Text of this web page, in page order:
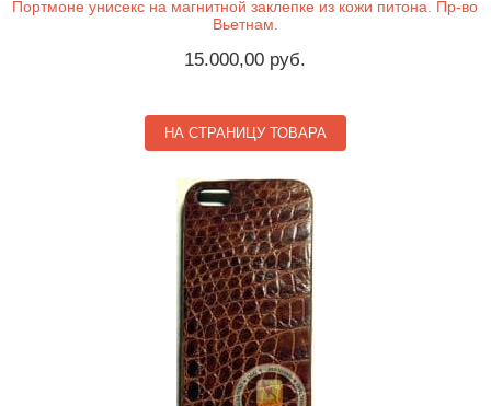
Портмоне унисекс на магнитной заклепке из кожи питона. Пр-во
Вьетнам.
15.000,00 руб.
НА СТРАНИЦУ ТОВАРА